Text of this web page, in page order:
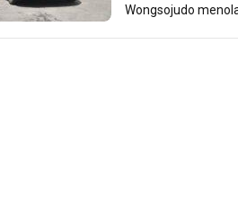
Wongsojudo